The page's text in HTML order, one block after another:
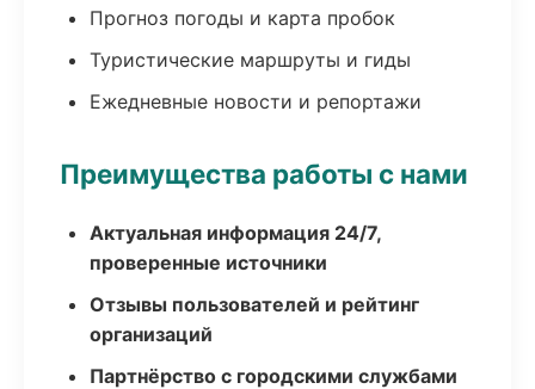
Прогноз погоды и карта пробок
Туристические маршруты и гиды
Ежедневные новости и репортажи
Преимущества работы с нами
Актуальная информация 24/7,
проверенные источники
Отзывы пользователей и рейтинг
организаций
Партнёрство с городскими службами